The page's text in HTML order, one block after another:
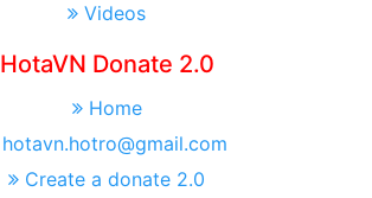
Videos
HotaVN Donate 2.0
Home
hotavn.hotro@gmail.com
Create a donate 2.0